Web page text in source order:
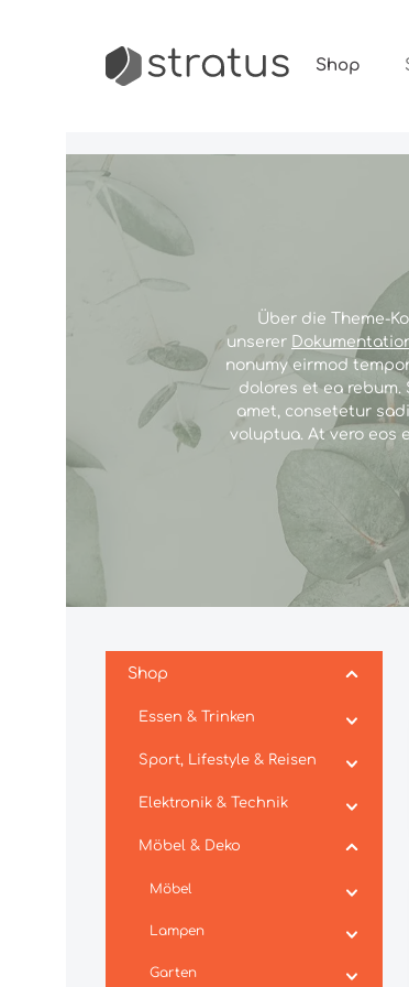
Shop
Über die Theme-
unserer
nonumy eirmod
dolores et ea
amet, consetetur
voluptua. At vero eos
Shop
Essen & Trinken
Sport, Lifestyle & Reisen
Elektronik & Technik
Möbel & Deko
Möbel
Lampen
Garten